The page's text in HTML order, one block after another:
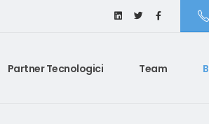
Partner Tecnologici Team